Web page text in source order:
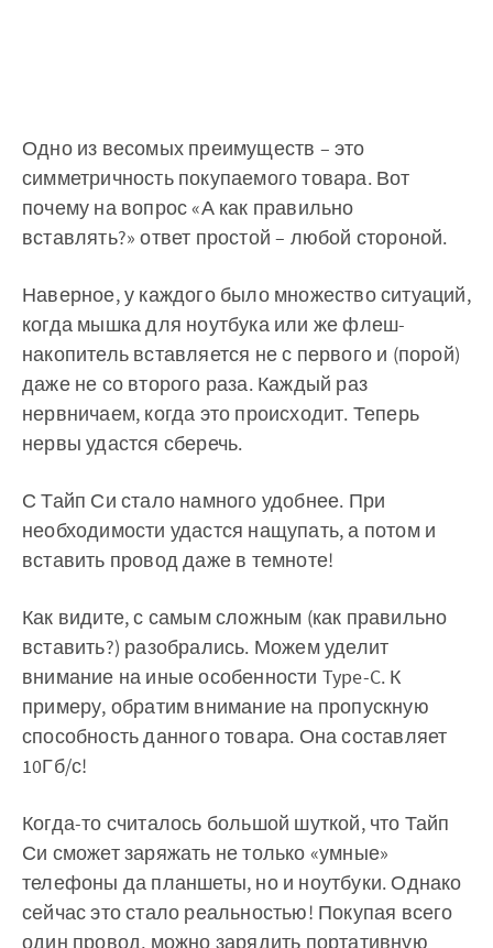
Одно из весомых преимуществ – это
симметричность покупаемого товара. Вот
почему на вопрос «А как правильно
вставлять?» ответ простой – любой стороной.
Наверное, у каждого было множество ситуаций,
когда мышка для ноутбука или же флеш-
накопитель вставляется не с первого и (порой)
даже не со второго раза. Каждый раз
нервничаем, когда это происходит. Теперь
нервы удастся сберечь.
С Тайп Си стало намного удобнее. При
необходимости удастся нащупать, а потом и
вставить провод даже в темноте!
Как видите, с самым сложным (как правильно
вставить?) разобрались. Можем уделит
внимание на иные особенности Type-C. К
примеру, обратим внимание на пропускную
способность данного товара. Она составляет
10Гб/с!
Когда-то считалось большой шуткой, что Тайп
Си сможет заряжать не только «умные»
телефоны да планшеты, но и ноутбуки. Однако
сейчас это стало реальностью! Покупая всего
один провод, можно зарядить портативную